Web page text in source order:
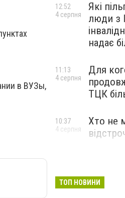
в ВУЗы,
Які
люди з
надає
12:52
4 серпня
Для
ТЦК
11:13
4 серпня
Хто не
10:37
4 серпня
ТОП НОВИНИ